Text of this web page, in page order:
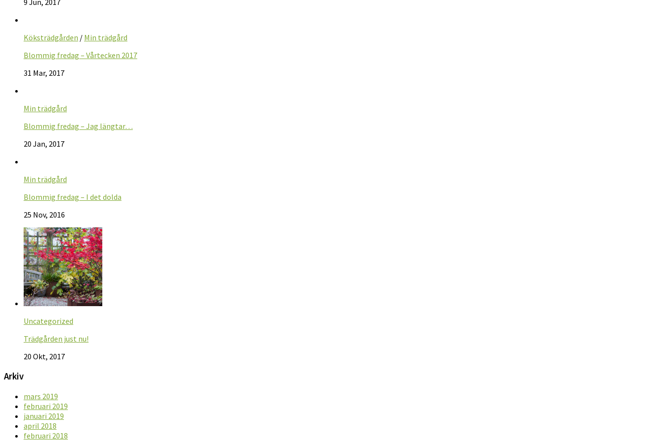
9 Jun, 2017
Köksträdgården / Min trädgård
Blommig fredag – Vårtecken 2017
31 Mar, 2017
Min trädgård
Blommig fredag – Jag längtar…
20 Jan, 2017
Min trädgård
Blommig fredag – I det dolda
25 Nov, 2016
Uncategorized
Trädgården just nu!
20 Okt, 2017
Arkiv
mars 2019
februari 2019
januari 2019
april 2018
februari 2018